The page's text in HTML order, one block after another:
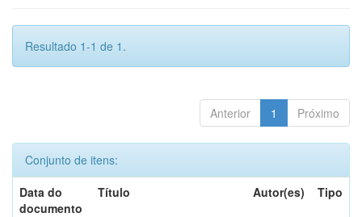
Resultado 1-1 de 1.
Anterior 1 Próximo
Conjunto de itens:
Data do
documento
Título Autor(es) Tipo